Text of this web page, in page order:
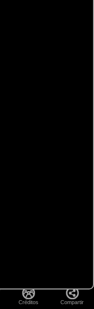
Créditos Compartir